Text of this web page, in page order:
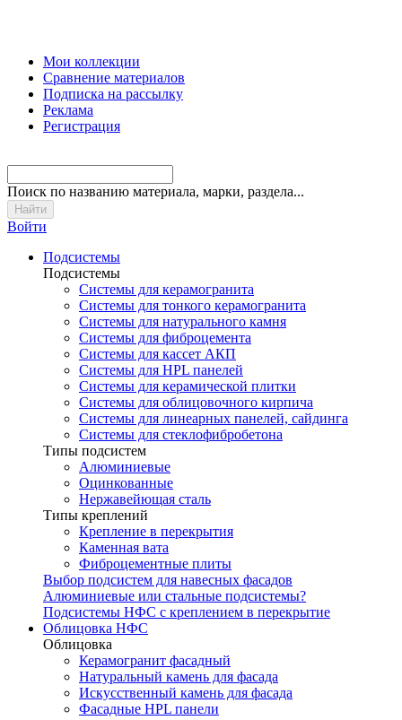
Мои коллекции
Сравнение материалов
Подписка на рассылку
Реклама
Регистрация
Поиск по названию материала, марки, раздела...
Войти
Подсистемы
Подсистемы
Системы для керамогранита
Системы для тонкого керамогранита
Системы для натурального камня
Системы для фиброцемента
Системы для кассет АКП
Системы для HPL панелей
Системы для керамической плитки
Системы для облицовочного кирпича
Системы для линеарных панелей, сайдинга
Системы для стеклофибробетона
Типы подсистем
Алюминиевые
Оцинкованные
Нержавейющая сталь
Типы креплений
Крепление в перекрытия
Каменная вата
Фиброцементные плиты
Выбор подсистем для навесных фасадов
Алюминиевые или стальные подсистемы?
Подсистемы НФС с креплением в перекрытие
Облицовка НФС
Облицовка
Керамогранит фасадный
Натуральный камень для фасада
Искусственный камень для фасада
Фасадные HPL панели